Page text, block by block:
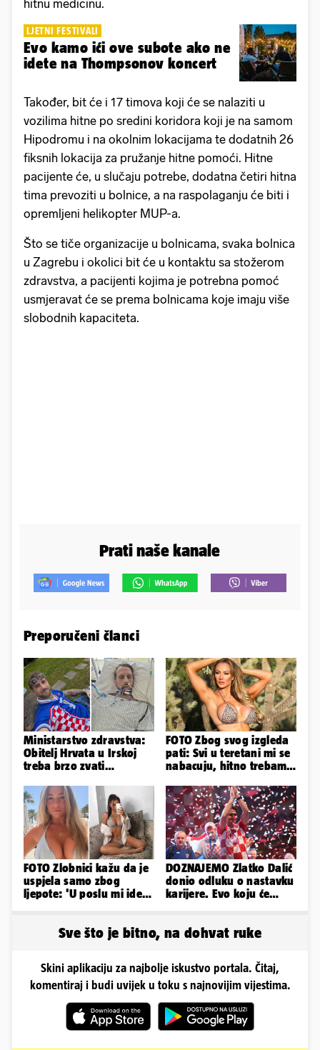
hitnu medicinu.
LJETNI FESTIVALI
Evo kamo ići ove subote ako ne
idete na Thompsonov koncert
Također, bit će i 17 timova koji će se nalaziti u
vozilima hitne po sredini koridora koji je na samom
Hipodromu i na okolnim lokacijama te dodatnih 26
fiksnih lokacija za pružanje hitne pomoći. Hitne
pacijente će, u slučaju potrebe, dodatna četiri hitna
tima prevoziti u bolnice, a na raspolaganju će biti i
opremljeni helikopter MUP-a.
Što se tiče organizacije u bolnicama, svaka bolnica
u Zagrebu i okolici bit će u kontaktu sa stožerom
zdravstva, a pacijenti kojima je potrebna pomoć
usmjeravat će se prema bolnicama koje imaju više
slobodnih kapaciteta.
Prati naše kanale
Preporučeni članci
Ministarstvo zdravstva:
Obitelj Hrvata u Irskoj
treba brzo zvati
ćemo
FOTO Zbog svog izgleda
pati: Svi u teretani mi se
nabacuju, hitno trebam
FOTO Zlobnici kažu da je
uspjela samo zbog
ljepote: 'U poslu mi ide
DOZNAJEMO Zlatko Dalić
donio odluku o nastavku
karijere. Evo koju će
Sve što je bitno, na dohvat ruke
Skini aplikaciju za najbolje iskustvo portala. Čitaj,
komentiraj i budi uvijek u toku s najnovijim vijestima.